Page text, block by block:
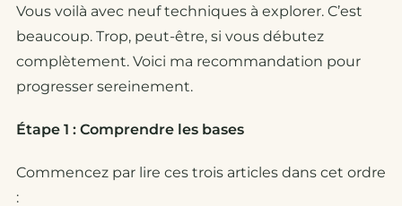
Vous voilà avec neuf techniques à explorer. C’est
beaucoup. Trop, peut-être, si vous débutez
complètement. Voici ma recommandation pour
progresser sereinement.
Étape 1 : Comprendre les bases
Commencez par lire ces trois articles dans cet ordre
: